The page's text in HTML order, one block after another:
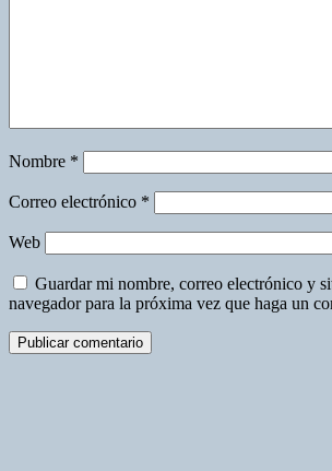
Nombre *
Correo electrónico *
Web
Guardar mi nombre, correo electrónico y
navegador para la próxima vez que haga un